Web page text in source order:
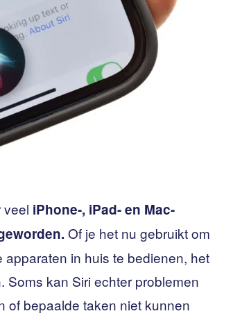
veel iPhone-, iPad- en Mac-
Of je het nu gebruikt om
in huis te bedienen, het
kan Siri echter problemen
of bepaalde taken niet kunnen